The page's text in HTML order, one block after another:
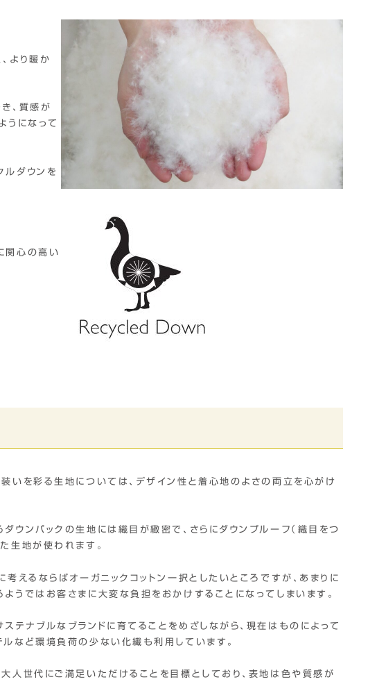
より暖か
、質感が
うになって
ルダウンを
関心の高い
装いを彩る生地については、デザイン性と着心地のよさの両立を心がけ
ウンパックの生地には織目が緻密で、さらにダウンプルーフ（織目をつ
生地が使われます。
えるならばオーガニックコットン一択としたいところですが、あまりに
うではお客さまに大変な負担をおかけすることになってしまいます。
テナブルなブランドに育てることをめざしながら、現在はものによって
ルなど環境負荷の少ない化繊も利用しています。
人世代にご満足いただけることを目標としており、表地は色や質感が